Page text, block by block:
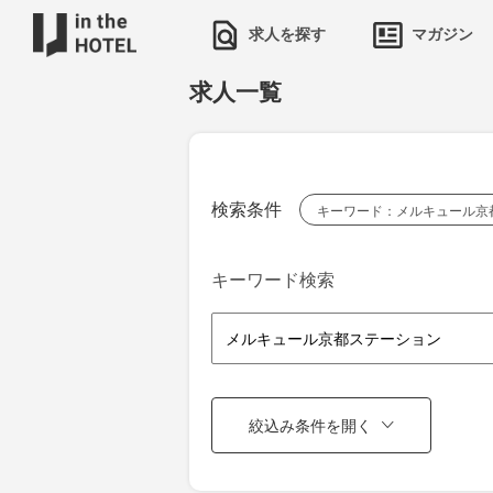
求人を探す マガジン
求人一覧
検索条件 キーワード：メルキュール
キーワード検索
絞込み条件を開く